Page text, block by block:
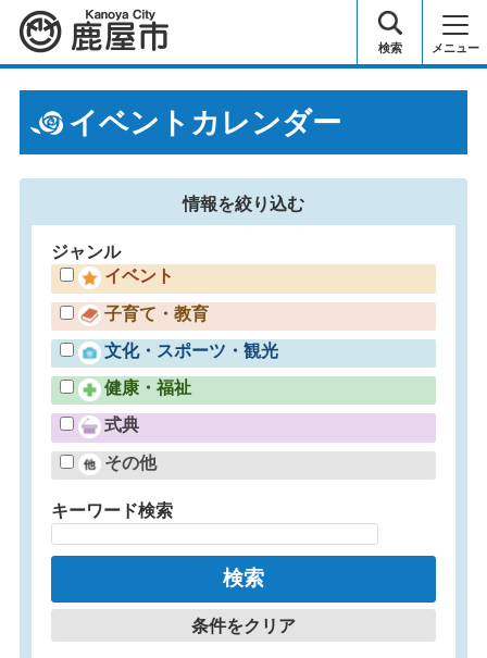
鹿屋市 検索 メニュー
イベントカレンダー
情報を絞り込む
ジャンル
イベント
子育て・教育
文化・スポーツ・観光
健康・福祉
式典
その他
キーワード検索
条件をクリア